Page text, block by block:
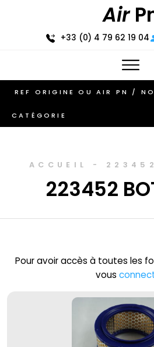
Air
+33 (0) 4 79 62 19 04
CATÉGORIE
ACCUEIL -
223452
Pour avoir accès à toutes les
vous